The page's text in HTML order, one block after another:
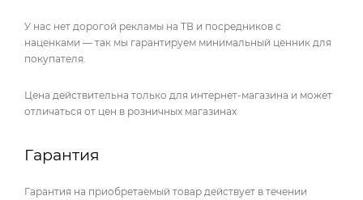
У нас нет дорогой рекламы на ТВ и посредников с
наценками — так мы гарантируем минимальный ценник для
покупателя.
Цена действительна только для интернет-магазина и может
отличаться от цен в розничных магазинах
Гарантия
Гарантия на приобретаемый товар действует в течении